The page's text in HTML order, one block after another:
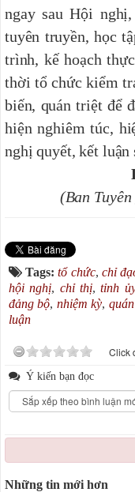
ngay sau Hội
tuyên truyền, học
trình, kế hoạch
thời tổ chức kiểm
biến, quán triệt để
hiện nghiêm túc,
nghị quyết, kết luận
(Ban
Tags:tổ chức, chỉ
hội nghị, chỉ thị,tỉnh
đảng bộ, nhiệm kỳ,
luận
Click
Ý kiến bạn đọc
Những tin mới hơn